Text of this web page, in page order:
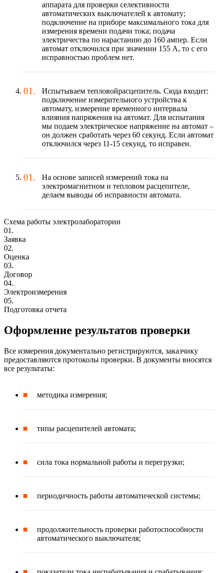
аппарата для проверки селективности
автоматических выключателей к автомату;
подключение на приборе максимального тока для
измерения времени подачи тока; подача
электричества по нарастанию до 160 ампер. Если
автомат отключился при значении 155 А, то с его
исправностью проблем нет.
Испытываем тепловойрасцепитель. Сюда входит:
подключение измерительного устройства к
автомату, измерение временного интервала
влияния напряжения на автомат. Для испытания
мы подаем электрическое напряжение на автомат –
он должен сработать через 60 секунд. Если автомат
отключился через 11-15 секунд, то исправен.
На основе записей измерений тока на
электромагнитном и тепловом расцепителе,
делаем выводы об исправности автомата.
Схема работы электролаборатории
01.
Заявка
02.
Оценка
03.
Договор
04.
Электроизмерения
05.
Подготовка отчета
Оформление результатов проверки
Все измерения документально регистрируются, заказчику
предоставляются протоколы проверки. В документы вносятся
все результаты:
методика измерения;
типы расцепителей автомата;
сила тока нормальной работы и перегрузки;
периодичность работы автоматической системы;
продолжительность проверки работоспособности
автоматического выключателя;